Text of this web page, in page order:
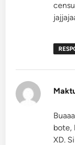
bote,
XD.